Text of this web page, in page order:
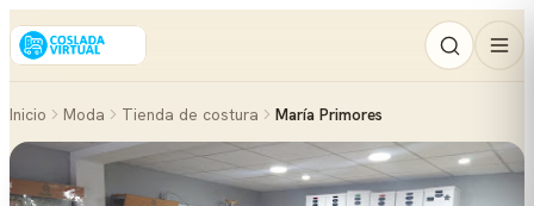
Inicio Moda Tienda de costura María Primores